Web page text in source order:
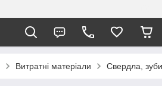
Витратні матеріали Свердла,